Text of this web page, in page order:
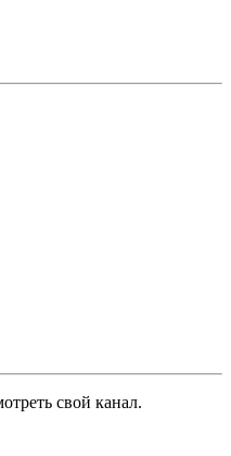
свой канал.